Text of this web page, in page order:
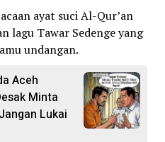
ayat suci Al-Qur’an
lagu Tawar Sedenge yang
undangan.
Aceh
Minta
Lukai